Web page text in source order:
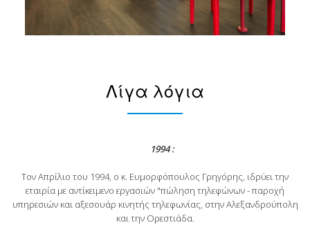
Λίγα λόγια
1994 :
Τον Απρίλιο του 1994, ο κ. Ευμορφόπουλος Γρηγόρης, ιδρύει την
εταιρία με αντίκειμενο εργασιών "πώληση τηλεφώνων - παροχή
υπηρεσιών και αξεσουάρ κινητής τηλεφωνίας, στην Αλεξανδρούπολη
και την Ορεστιάδα.